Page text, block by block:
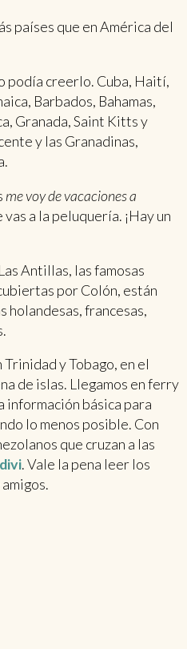
países que en América del
podía creerlo. Cuba, Haití,
Barbados, Bahamas,
Granada, Saint Kitts y
y las Granadinas,
me voy de vacaciones a
vas a la peluquería. ¡Hay un
Antillas, las famosas
por Colón, están
holandesas, francesas,
y Tobago, en el
de islas. Llegamos en ferry
información básica para
lo menos posible. Con
que cruzan a las
. Vale la pena leer los